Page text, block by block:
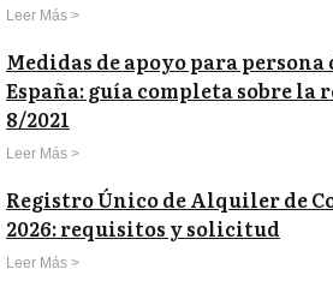
Leer Más >
Medidas de apoyo para
España: guía completa sobre
8/2021
Leer Más >
Registro Único de Alquiler de
2026: requisitos y solicitud
Leer Más >